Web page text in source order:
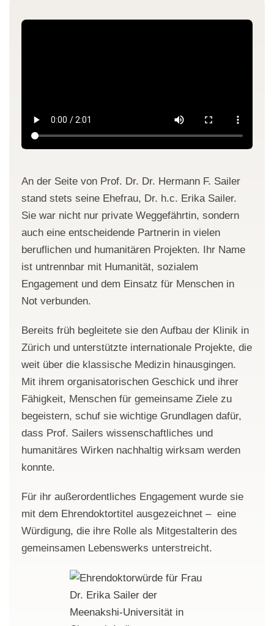
An der Seite von Prof. Dr. Dr. Hermann F. Sailer
stand stets seine Ehefrau, Dr. h.c. Erika Sailer.
Sie war nicht nur private Weggefährtin, sondern
auch eine entscheidende Partnerin in vielen
beruflichen und humanitären Projekten. Ihr Name
ist untrennbar mit Humanität, sozialem
Engagement und dem Einsatz für Menschen in
Not verbunden.
Bereits früh begleitete sie den Aufbau der Klinik in
Zürich und unterstützte internationale Projekte, die
weit über die klassische Medizin hinausgingen.
Mit ihrem organisatorischen Geschick und ihrer
Fähigkeit, Menschen für gemeinsame Ziele zu
begeistern, schuf sie wichtige Grundlagen dafür,
dass Prof. Sailers wissenschaftliches und
humanitäres Wirken nachhaltig wirksam werden
konnte.
Für ihr außerordentliches Engagement wurde sie
mit dem Ehrendoktortitel ausgezeichnet – eine
Würdigung, die ihre Rolle als Mitgestalterin des
gemeinsamen Lebenswerks unterstreicht.